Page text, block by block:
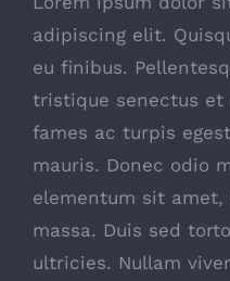
adipiscing elit.
eu finibus.
tristique senectus et
fames ac turpis
mauris. Donec odio
elementum sit
massa. Duis sed
ultricies. Nullam